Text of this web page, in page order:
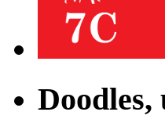
Doodles,